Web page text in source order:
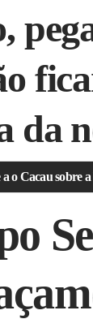
da
o Cacau sobre